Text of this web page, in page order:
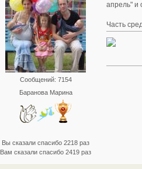
Сообщений: 7154
Баранова Марина
Вы сказали спасибо 2218 раз
Вам сказали спасибо 2419 раз
апрель" и
Часть